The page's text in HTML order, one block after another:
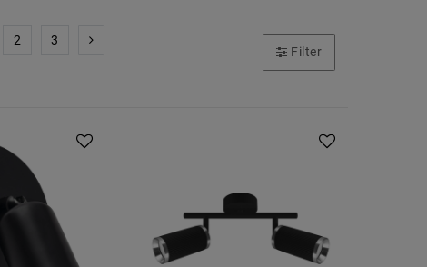
2
3
Filter